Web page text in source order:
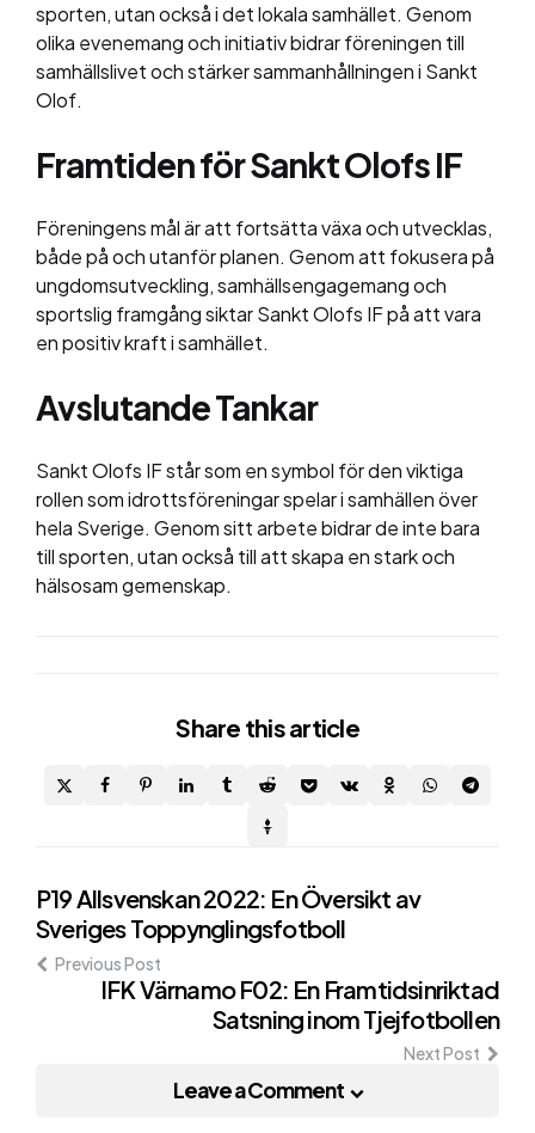
sporten, utan också i det lokala samhället. Genom
olika evenemang och initiativ bidrar föreningen till
samhällslivet och stärker sammanhållningen i Sankt
Olof.
Framtiden för Sankt Olofs IF
Föreningens mål är att fortsätta växa och utvecklas,
både på och utanför planen. Genom att fokusera på
ungdomsutveckling, samhällsengagemang och
sportslig framgång siktar Sankt Olofs IF på att vara
en positiv kraft i samhället.
Avslutande Tankar
Sankt Olofs IF står som en symbol för den viktiga
rollen som idrottsföreningar spelar i samhällen över
hela Sverige. Genom sitt arbete bidrar de inte bara
till sporten, utan också till att skapa en stark och
hälsosam gemenskap.
Share this article
Post
navigation
P19 Allsvenskan 2022: En Översikt av
Sveriges Toppynglingsfotboll
Previous Post
IFK Värnamo F02: En Framtidsinriktad
Satsning inom Tjejfotbollen
Next Post
Leave a Comment